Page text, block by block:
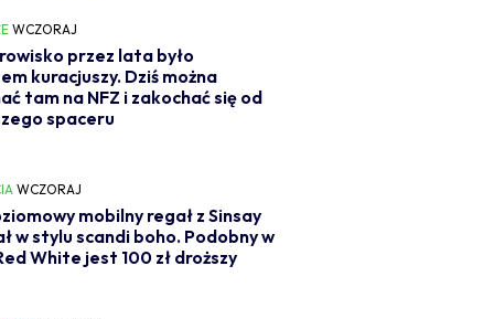
WCZORAJ
przez lata było
kuracjuszy. Dziś można
tam na NFZ i zakochać się od
spaceru
WCZORAJ
mobilny regał z Sinsay
w stylu scandi boho. Podobny w
White jest 100 zł droższy